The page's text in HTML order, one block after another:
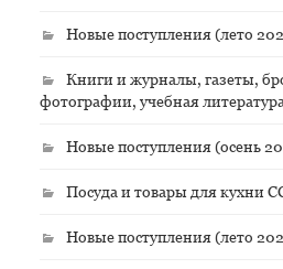
Новые поступления (лето
Книги и журналы, газеты,
фотографии, учебная
Новые поступления (осень
Посуда и товары для кухни
Новые поступления (лето